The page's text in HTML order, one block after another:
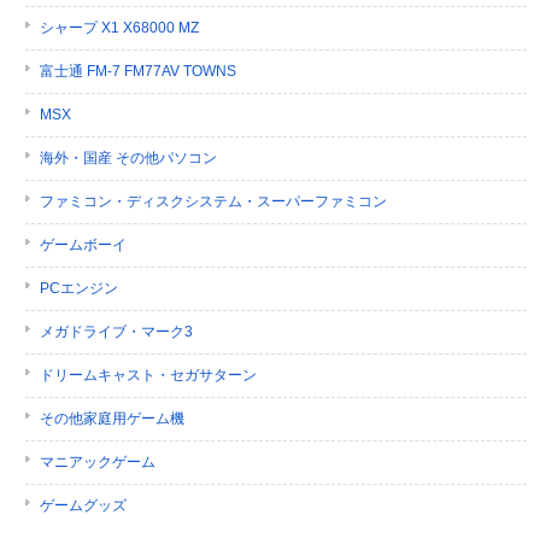
シャープ X1 X68000 MZ
富士通 FM-7 FM77AV TOWNS
MSX
海外・国産 その他パソコン
ファミコン・ディスクシステム・スーパーファミコン
ゲームボーイ
PCエンジン
メガドライブ・マーク3
ドリームキャスト・セガサターン
その他家庭用ゲーム機
マニアックゲーム
ゲームグッズ